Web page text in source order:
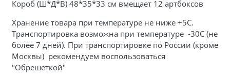
Короб (Ш*Д*В) 48*35*33 см вмещает 12 артбоксов
Хранение товара при температуре не ниже +5С.
Транспортировка возможна при температуре -30С (не
более 7 дней). При транспортировке по России (кроме
Москвы) рекомендуем воспользоваться
"Обрешеткой"